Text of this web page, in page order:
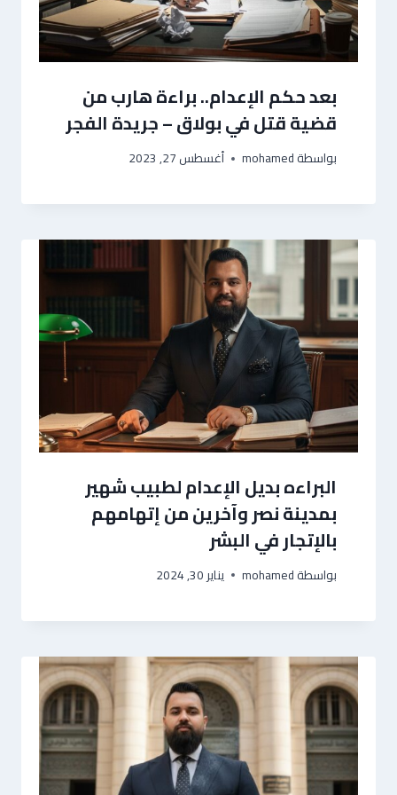
بعد حكم الإعدام.. براءة هارب من
قضية قتل في بولاق – جريدة الفجر
بواسطةmohamed أغسطس 27, 2023
البراءه بديل الإعدام لطبيب شهير
بمدينة نصر وآخرين من إتهامهم
بالإتجار في البشر
بواسطةmohamed يناير 30, 2024